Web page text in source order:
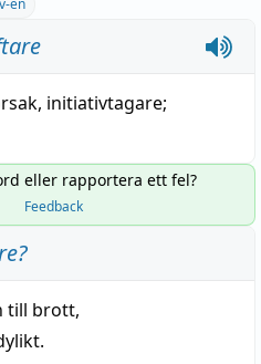
en
, initiativtagare;
eller rapportera ett fel?
Feedback
?
till brott,